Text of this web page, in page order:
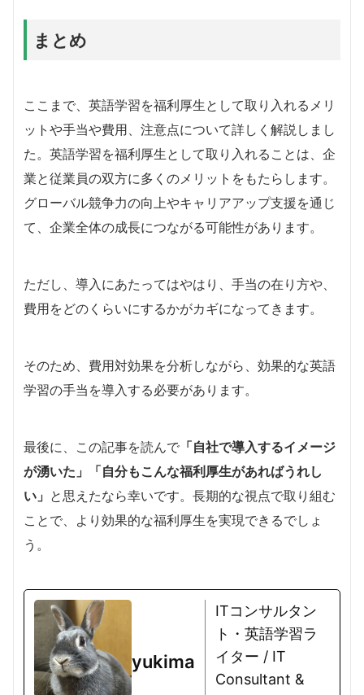
まとめ
ここまで、英語学習を福利厚生として取り入れるメリ
ットや手当や費用、注意点について詳しく解説しまし
た。英語学習を福利厚生として取り入れることは、企
業と従業員の双方に多くのメリットをもたらします。
グローバル競争力の向上やキャリアアップ支援を通じ
て、企業全体の成長につながる可能性があります。
ただし、導入にあたってはやはり、手当の在り方や、
費用をどのくらいにするかがカギになってきます。
そのため、費用対効果を分析しながら、効果的な英語
学習の手当を導入する必要があります。
最後に、この記事を読んで 「自社で導入するイメージ
が湧いた」「自分もこんな福利厚生があればうれし
い」 と思えたなら幸いです。長期的な視点で取り組む
ことで、より効果的な福利厚生を実現できるでしょ
う。
yukima
ITコンサルタン
ト・英語学習ラ
イター / IT
Consultant &